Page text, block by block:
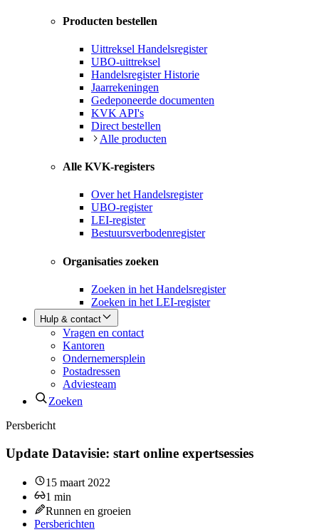
Producten bestellen
Uittreksel Handelsregister
UBO-uittreksel
Handelsregister Historie
Jaarrekeningen
Gedeponeerde documenten
KVK API's
Direct bestellen
Alle producten
Alle KVK-registers
Over het Handelsregister
UBO-register
LEI-register
Bestuursverbodenregister
Organisaties zoeken
Zoeken in het Handelsregister
Zoeken in het LEI-register
Hulp & contact
Vragen en contact
Kantoren
Ondernemersplein
Postadressen
Adviesteam
Zoeken
Persbericht
Update Datavisie: start online expertsessies
15 maart 2022
1 min
Runnen en groeien
Persberichten